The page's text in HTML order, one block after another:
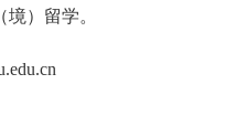
）留学。